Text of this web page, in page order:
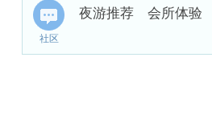
社区
夜游推荐 会所体验